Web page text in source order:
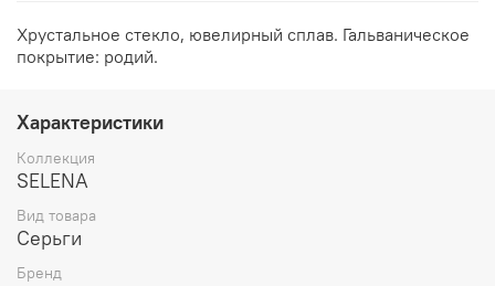
Хрустальное стекло, ювелирный сплав. Гальваническое
покрытие: родий.
Характеристики
Коллекция
SELENA
Вид товара
Серьги
Бренд